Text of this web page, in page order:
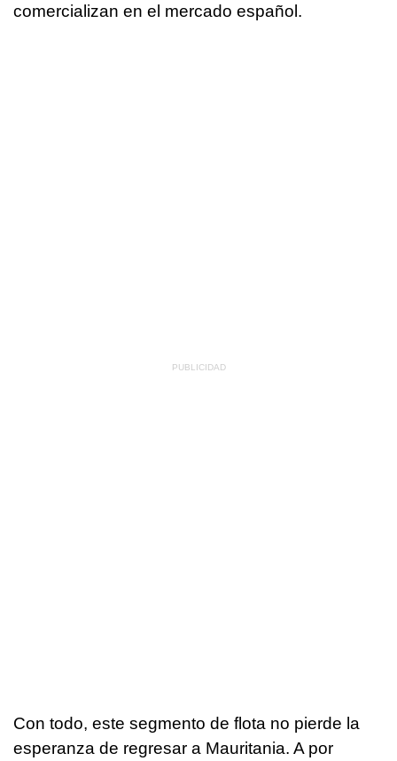
comercializan en el mercado español.
Con todo, este segmento de flota no pierde la
esperanza de regresar a Mauritania. A por